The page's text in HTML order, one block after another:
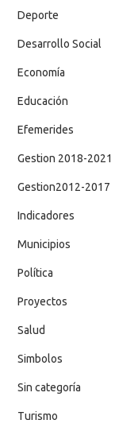
Deporte
Desarrollo Social
Economía
Educación
Efemerides
Gestion 2018-2021
Gestion2012-2017
Indicadores
Municipios
Política
Proyectos
Salud
Simbolos
Sin categoría
Turismo